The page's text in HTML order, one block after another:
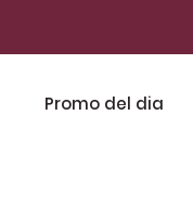
Promo del dia